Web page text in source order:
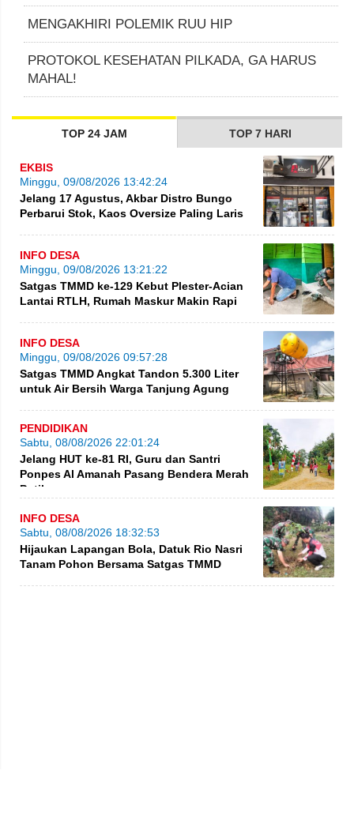
MENGAKHIRI POLEMIK RUU HIP
PROTOKOL KESEHATAN PILKADA, GA HARUS
MAHAL!
TOP 24 JAM TOP 7 HARI
EKBIS
Minggu, 09/08/2026 13:42:24
Jelang 17 Agustus, Akbar Distro Bungo
Perbarui Stok, Kaos Oversize Paling Laris
INFO DESA
Minggu, 09/08/2026 13:21:22
Satgas TMMD ke-129 Kebut Plester-Acian
Lantai RTLH, Rumah Maskur Makin Rapi
INFO DESA
Minggu, 09/08/2026 09:57:28
Satgas TMMD Angkat Tandon 5.300 Liter
untuk Air Bersih Warga Tanjung Agung
PENDIDIKAN
Sabtu, 08/08/2026 22:01:24
Jelang HUT ke-81 RI, Guru dan Santri
Ponpes Al Amanah Pasang Bendera Merah
Putih
INFO DESA
Sabtu, 08/08/2026 18:32:53
Hijaukan Lapangan Bola, Datuk Rio Nasri
Tanam Pohon Bersama Satgas TMMD